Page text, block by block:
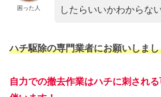
困った人
したらいいかわからな
ハチ駆除の専門業者にお願いしま
自力での撤去作業はハチに刺され